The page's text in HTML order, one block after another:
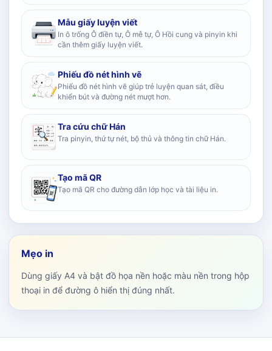
Mẫu giấy luyện viết
In ô trống Ô điền tự, Ô mễ tự, Ô Hồi cung và pinyin khi
cần thêm giấy luyện viết.
Phiếu đồ nét hình vẽ
Phiếu đồ nét hình vẽ giúp trẻ luyện quan sát, điều
khiển bút và đường nét mượt hơn.
Tra cứu chữ Hán
Tra pinyin, thứ tự nét, bộ thủ và thông tin chữ Hán.
Tạo mã QR
Tạo mã QR cho đường dẫn lớp học và tài liệu in.
Mẹo in
Dùng giấy A4 và bật đồ họa nền hoặc màu nền trong hộp
thoại in để đường ô hiển thị đúng nhất.